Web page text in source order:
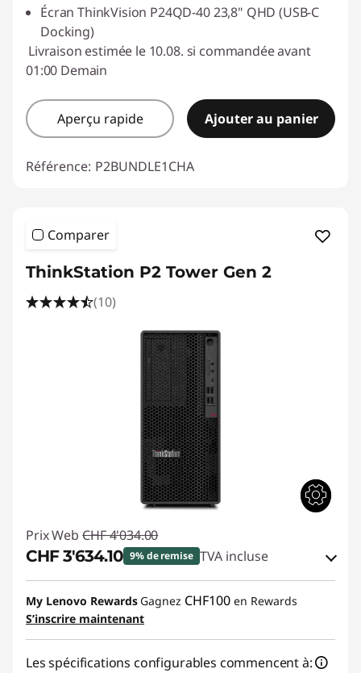
Écran ThinkVision P24QD-40 23,8" QHD (USB-C
Docking)
Livraison estimée le 10.08. si commandée avant
01:00 Demain
Aperçu rapide Ajouter au panier
Référence: P2BUNDLE1CHA
Comparer
ThinkStation P2 Tower Gen 2
(10)
Prix Web CHF 4'034.00
CHF 3'634.10 9% de remise TVA incluse
Bons de réduction en ligne :-CHF 399.90
Code de réduction :
My Lenovo Rewards Gagnez CHF100 en Rewards
S’inscrire maintenant
Les spécifications configurables commencent à: